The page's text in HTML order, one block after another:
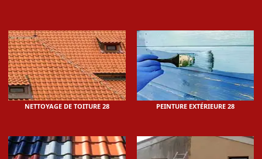
NETTOYAGE DE TOITURE 28 PEINTURE EXTÉRIEURE 28